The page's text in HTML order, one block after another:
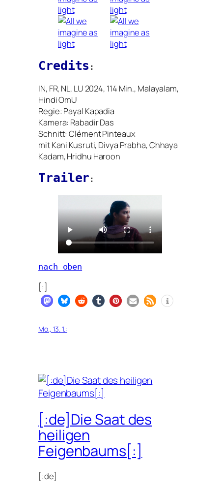
Credits :
IN, FR, NL , LU 2024, 114 Min., Malayalam,
Hindi OmU
Regie: Payal Kapadia
Kamera: Rabadir Das
Schnitt: Clément Pinteaux
mit Kani Kusruti, Divya Prabha, Chhaya
Kadam, Hridhu Haroon
Trailer :
nach oben
[:]
Mo., 13. 1.:
[:de]Die Saat des
heiligen
Feigenbaums[:]
[:de]